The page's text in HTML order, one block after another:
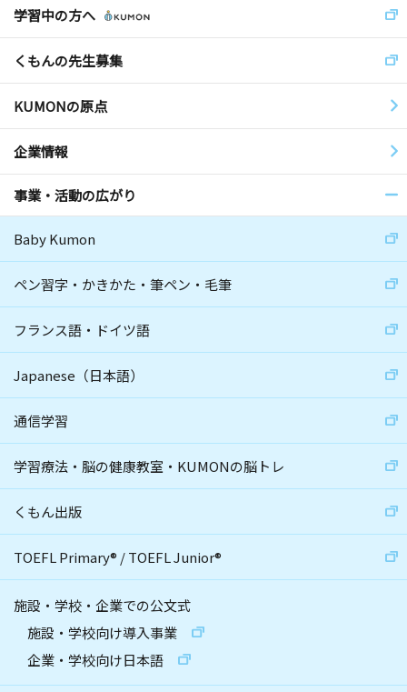
学習中の方へ
くもんの先生募集
KUMONの原点
企業情報
事業・活動の広がり
Baby Kumon
ペン習字・かきかた・筆ペン・毛筆
フランス語・ドイツ語
Japanese（日本語）
通信学習
学習療法・脳の健康教室・KUMONの脳トレ
くもん出版
TOEFL Primary® /TOEFL Junior®
施設・学校・企業での公文式
施設・学校向け導入事業
企業・学校向け日本語